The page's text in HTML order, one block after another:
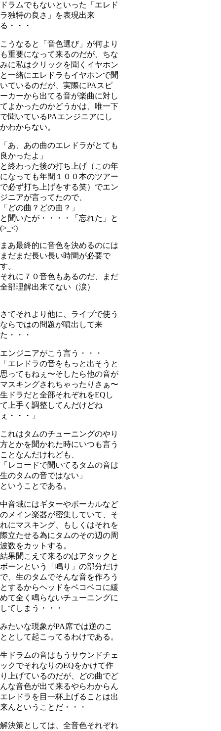
ドラムでもないといった「エレド
ラ独特の良さ」を表現出来
る・・・
こうなると「音色選び」が何より
も重要になって来るのだが、ちな
みに私はクリックを聞くイヤホン
と一緒にエレドラもイヤホンで聞
いているのだが、実際にPAスピ
ーカーから出てる音が楽曲に対し
てよかったのかどうかは、唯一下
で聞いているPAエンジニアにし
かわからない。
「あ、あの曲のエレドラがとても
良かったよ」
と終わった後の打ち上げ（この年
になっても年間１００本のツアー
で必ず打ち上げをする笑）でエン
ジニアが言ってたので、
「どの曲？どの曲？」
と聞いたが・・・・「忘れた」と
(>_<)
まあ最終的に音色を決めるのには
まだまだ長い長い時間が必要で
す。
それに７０音色もあるのだ、まだ
全部理解出来てない（涙）
さてそれより他に、ライブで使う
ならではの問題が噴出して来
た・・・
エンジニアがこう言う・・・
「エレドラの音をもっと出そうと
思ってもねぇ〜そしたら他の音が
マスキングされちゃったりさぁ〜
生ドラだと全部それぞれをEQし
て上手く調整してんだけどね
ぇ・・・」
これはタムのチューニングのやり
方とかを聞かれた時にいつも言う
ことなんだけれども、
「レコードで聞いてるタムの音は
生のタムの音ではない」
ということである。
中音域にはギターやボーカルなど
のメイン楽器が密集していて、そ
れにマスキング、もしくはそれを
際立たせる為にタムのその辺の周
波数をカットする。
結果聞こえて来るのはアタックと
ボーンという「鳴り」の部分だけ
で、生のタムでそんな音を作ろう
とするからヘッドをベコベコに緩
めて全く鳴らないチューニングに
してしまう・・・
みたいな現象がPA席では逆のこ
ととして起こってるわけである。
生ドラムの音はもうサウンドチェ
ックでそれなりのEQをかけて作
り上げているのだが、どの曲でど
んな音色が出て来るやらわからん
エレドラを目一杯上げることは出
来んということだ・・・
解決策としては、全音色それぞれ